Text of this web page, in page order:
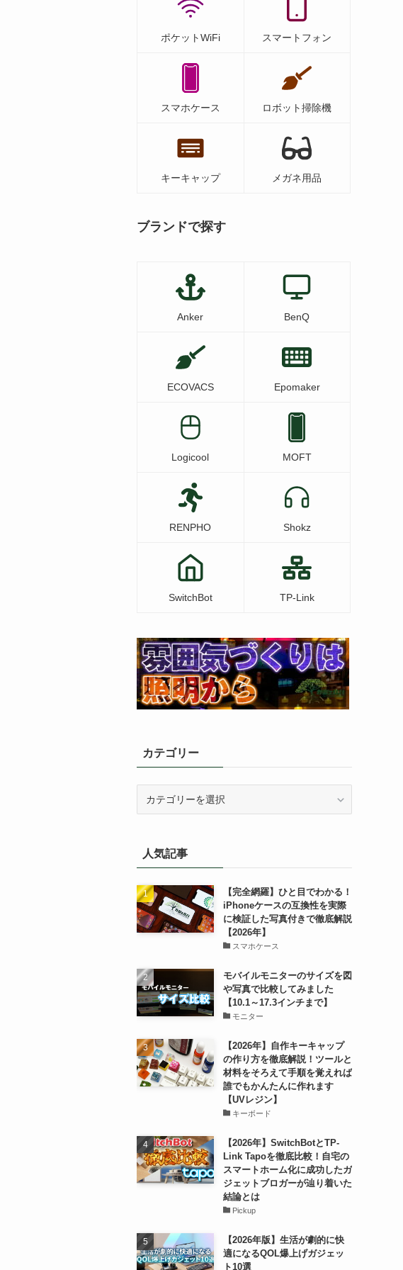
ポケットWiFi スマートフォン
スマホケース ロボット掃除機
キーキャップ メガネ用品
ブランドで探す
Anker BenQ
ECOVACS Epomaker
Logicool MOFT
RENPHO Shokz
SwitchBot TP-Link
カテゴリー
ー人気記事
【完全網羅】ひと目でわかる！
iPhoneケースの互換性を実際
に検証した写真付きで徹底解説
【2026年】
スマホケース
モバイルモニターのサイズを図
や写真で比較してみました
【10.1～17.3インチまで】
モニター
【2026年】自作キーキャップ
の作り方を徹底解説！ツールと
材料をそろえて手順を覚えれば
誰でもかんたんに作れます
【UVレジン】
キーボード
【2026年】SwitchBotとTP-
Link Tapoを徹底比較！自宅の
スマートホーム化に成功したガ
ジェットブロガーが辿り着いた
結論とは
Pickup
【2026年版】生活が劇的に快
適になるQOL爆上げガジェッ
ト10選